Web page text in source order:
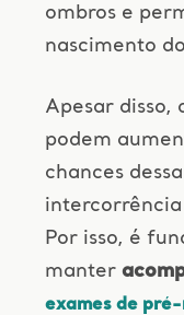
ombros e
nascimento
Apesar disso,
podem
chances dessa
Por isso, é
manter
exames de pré-